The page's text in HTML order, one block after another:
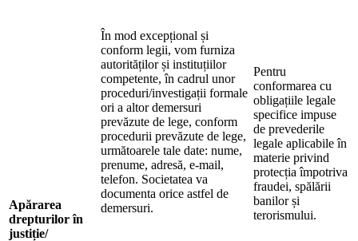
Apărarea
drepturilor în
justiție/
În mod excepțional și
conform legii, vom furniza
autorităților și instituțiilor
competente, în cadrul unor
proceduri/investigații formale
ori a altor demersuri
prevăzute de lege, conform
procedurii prevăzute de lege,
următoarele tale date: nume,
prenume, adresă, e-mail,
telefon. Societatea va
documenta orice astfel de
demersuri.
Pentru
conformarea cu
obligațiile legale
specifice impuse
de prevederile
legale aplicabile în
materie privind
protecția împotriva
fraudei, spălării
banilor și
terorismului.